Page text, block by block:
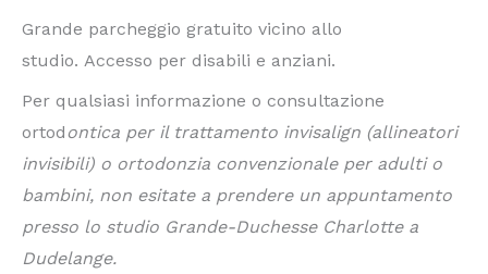
Grande parcheggio gratuito vicino allo
studio. Accesso per disabili e anziani.
Per qualsiasi informazione o consultazione
ortodontica per il trattamento invisalign (allineatori
invisibili) o ortodonzia convenzionale per adulti o
bambini, non esitate a prendere un appuntamento
presso lo studio Grande-Duchesse Charlotte a
Dudelange.